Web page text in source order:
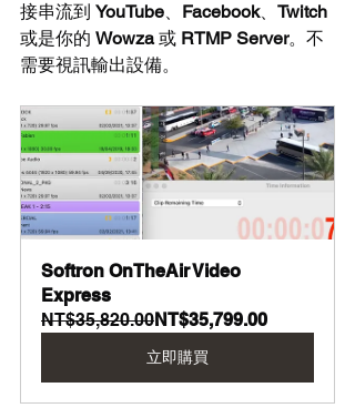
接串流到 YouTube、 Facebook、 Twitch
或是你的 Wowza 或 RTMP Server。不
需要視訊輸出設備。
Softron OnTheAir Video
Express
NT$35,820.00NT$35,799.00
立即購買